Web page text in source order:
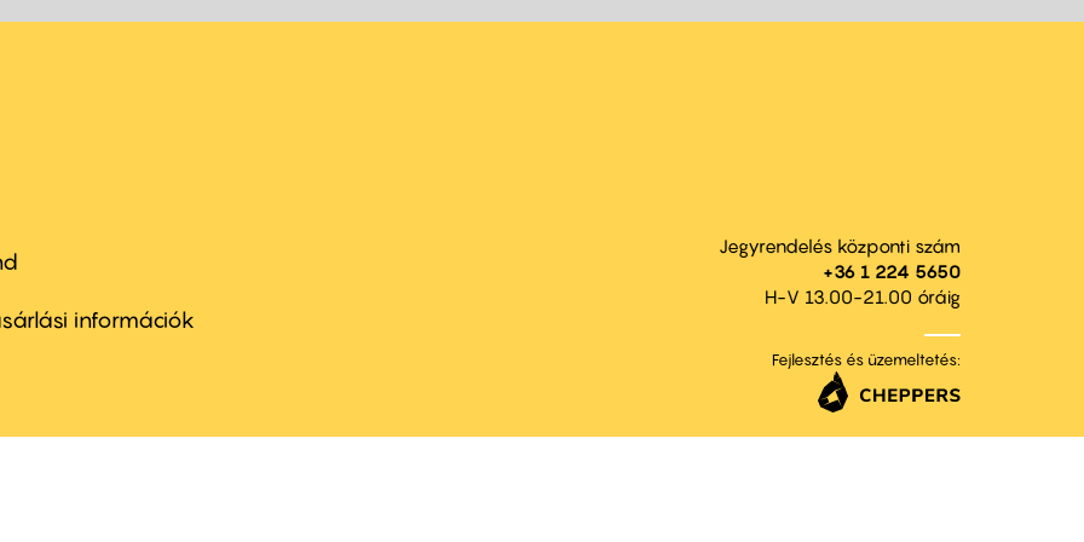
információk
Jegyrendelés központi szám
+36 1 224 5650
H-V 13.00-21.00 óráig
Fejlesztés és üzemeltetés: